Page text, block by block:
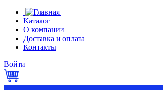
Каталог
О компании
Доставка и оплата
Контакты
Войти